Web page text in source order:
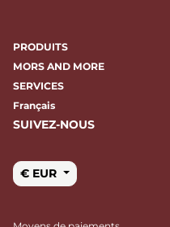
PRODUITS
MORS AND MORE
SERVICES
Français
SUIVEZ-NOUS
€ EUR